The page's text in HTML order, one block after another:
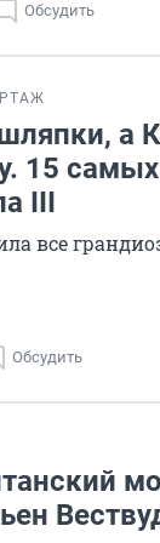
Обсудить
а
15
III
все
Обсудить